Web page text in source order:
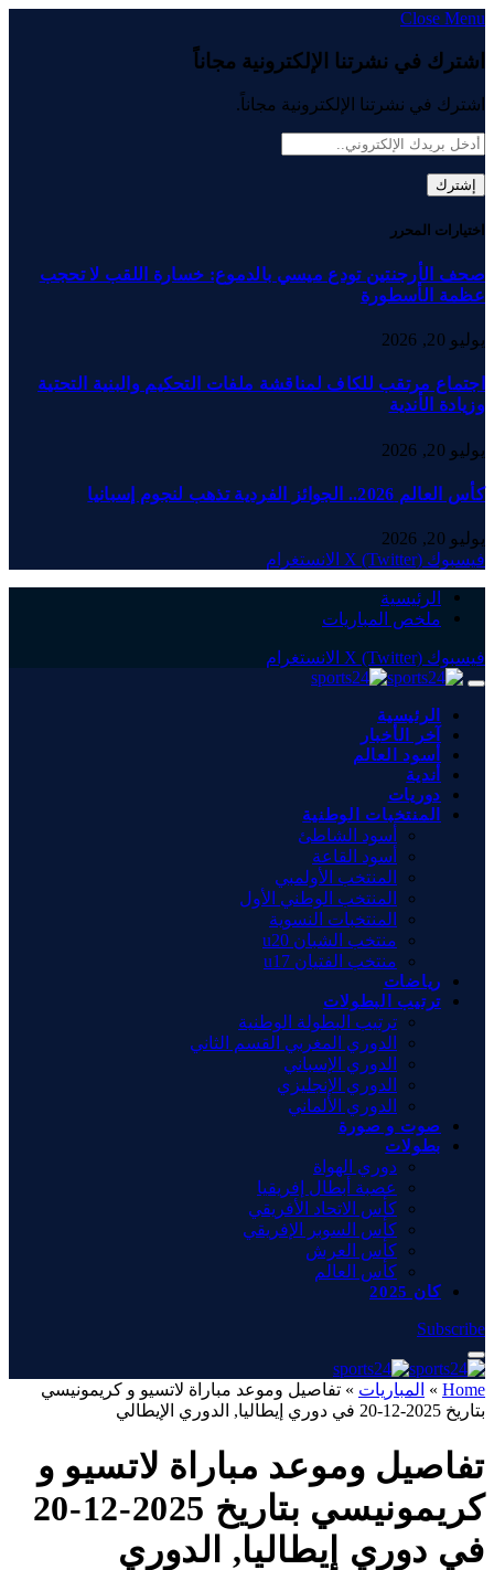
Close Menu
اشترك في نشرتنا الإلكترونية مجاناً
اشترك في نشرتنا الإلكترونية مجاناً.
اختيارات المحرر
صحف الأرجنتين تودع ميسي بالدموع: خسارة اللقب لا تحجب
عظمة الأسطورة
يوليو 20, 2026
اجتماع مرتقب للكاف لمناقشة ملفات التحكيم والبنية التحتية
وزيادة الأندية
يوليو 20, 2026
كأس العالم 2026.. الجوائز الفردية تذهب لنجوم إسبانيا
يوليو 20, 2026
فيسبوك X (Twitter) الانستغرام
الرئيسية
ملخص المباريات
فيسبوك X (Twitter) الانستغرام
الرئيسية
آخر الأخبار
أسود العالم
أندية
دوريات
المنتخبات الوطنية
أسود الشاطئ
أسود القاعة
المنتخب الأولمبي
المنتخب الوطني الأول
المنتخبات النسوية
منتخب الشبان u20
منتخب الفتيان u17
رياضات
ترتيب البطولات
ترتيب البطولة الوطنية
الدوري المغربي القسم الثاني
الدوري الإسباني
الدوري الإنجليزي
الدوري الألماني
صوت و صورة
بطولات
دوري الهواة
عصبة أبطال إفريقيا
كأس الاتحاد الأفريقي
كأس السوبر الإفريقي
كأس العرش
كأس العالم
كان 2025
Subscribe
Home
» المباريات » تفاصيل وموعد مباراة لاتسيو و كريمونيسي
بتاريخ 2025-12-20 في دوري إيطاليا, الدوري الإيطالي
تفاصيل وموعد مباراة لاتسيو و
كريمونيسي بتاريخ 2025-12-20
في دوري إيطاليا, الدوري